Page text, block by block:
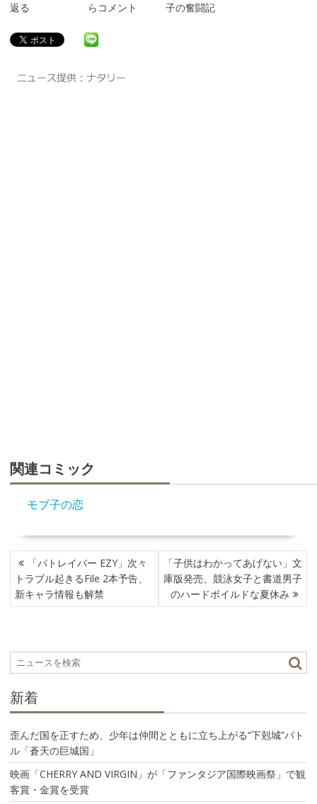
返る
らコメント
子の奮闘記
関連コミック
モブ子の恋
投
稿
ナ
ビ
シ
ョ
「パトレイバー EZY」次々
トラブル起きるFile 2本予告、
新キャラ情報も解禁
「子供はわかってあげない」文
庫版発売、競泳女子と書道男子
のハードボイルドな夏休み
新着
歪んだ国を正すため、少年は仲間とともに立ち上がる“下剋城”バト
ル「蒼天の巨城国」
映画「CHERRY AND VIRGIN」が「ファンタジア国際映画祭」で観
客賞・金賞を受賞